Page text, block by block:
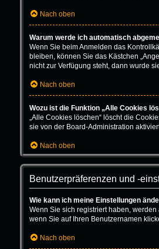
Nach oben
Warum werde ich automatisch
Wenn Sie beim Anmelden das
bleiben, können Sie das Kästchen
nicht zur Verfügung steht, dann wurde
Nach oben
Wozu ist die Funktion „Alle Cookies
„Alle Cookies löschen“ löscht die
sie von der Board-Administration
Nach oben
Benutzerpräferenzen und -
Wie kann ich meine Einstellungen
Wenn Sie sich registriert haben,
wenn Sie auf Ihren Benutzernamen
Nach oben